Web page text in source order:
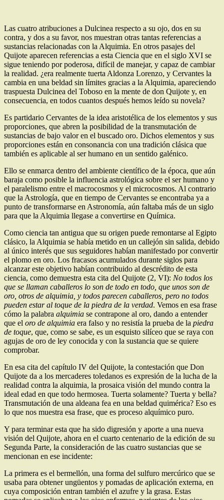
Las cuatro atribuciones a Dulcinea respecto a su ojo, dos en su
contra, y dos a su favor, nos muestran otras tantas referencias a
sustancias relacionadas con la Alquimia. En otros pasajes del
Quijote aparecen referencias a esta Ciencia que en el siglo XVI se
sigue teniendo por poderosa, difícil de manejar, y capaz de cambiar
la realidad. ¿era realmente tuerta Aldonza Lorenzo, y Cervantes la
cambia en una beldad sin límites gracias a la Alquimia, apareciendo
traspuesta Dulcinea del Toboso en la mente de don Quijote y, en
consecuencia, en todos cuantos después hemos leído su novela?
Es partidario Cervantes de la idea aristotélica de los elementos y sus
proporciones, que abren la posibilidad de la transmutación de
sustancias de bajo valor en el buscado oro. Dichos elementos y sus
proporciones están en consonancia con una tradición clásica que
también es aplicable al ser humano en un sentido galénico.
Ello se enmarca dentro del ambiente científico de la época, que aún
baraja como posible la influencia astrológica sobre el ser humano y
el paralelismo entre el macrocosmos y el microcosmos. Al contrario
que la Astrología, que en tiempo de Cervantes se encontraba ya a
punto de transformarse en Astronomía, aún faltaba más de un siglo
para que la Alquimia llegase a convertirse en Química.
Como ciencia tan antigua que su origen puede remontarse al Egipto
clásico, la Alquimia se había metido en un callejón sin salida, debido
al único interés que sus seguidores habían manifestado por convertir
el plomo en oro. Los fracasos acumulados durante siglos para
alcanzar este objetivo habían contribuido al descrédito de esta
ciencia, como demuestra esta cita del Quijote (2, VI): No todos los
que se llaman caballeros lo son de todo en todo, que unos son de
oro, otros de alquimia, y todos parecen caballeros, pero no todos
pueden estar al toque de la piedra de la verdad. Vemos en esa frase
cómo la palabra alquimia se contrapone al oro, dando a entender
que el oro de alquimia era falso y no resistía la prueba de la piedra
de toque, que, como se sabe, es un esquisto silíceo que se raya con
agujas de oro de ley conocida y con la sustancia que se quiere
comprobar.
En esa cita del capítulo IV del Quijote, la contestación que Don
Quijote da a los mercaderes toledanos es expresión de la lucha de la
realidad contra la alquimia, la prosaica visión del mundo contra la
ideal edad en que todo hermosea. Tuerta solamente? Tuerta y bella?
Transmutación de una aldeana fea en una beldad quimérica? Eso es
lo que nos muestra esa frase, que es proceso alquímico puro.
Y para terminar esta que ha sido digresión y aporte a una nueva
visión del Quijote, ahora en el cuarto centenario de la edición de su
Segunda Parte, la consideración de las cuatro sustancias que se
mencionan en ese incidente:
La primera es el bermellón, una forma del sulfuro mercúrico que se
usaba para obtener ungüentos y pomadas de aplicación externa, en
cuya composición entran también el azufre y la grasa. Estas